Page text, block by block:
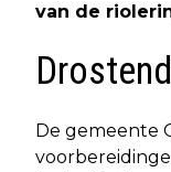
van de
De gemeente